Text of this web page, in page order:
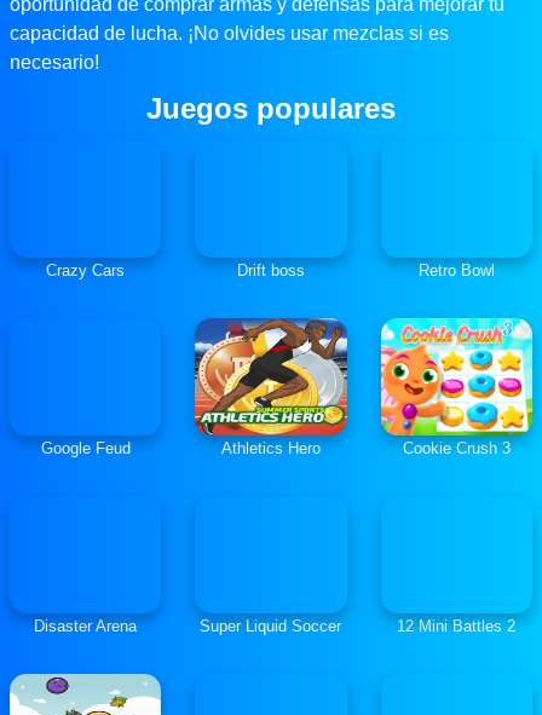
oportunidad de comprar armas y defensas para mejorar tu
capacidad de lucha. ¡No olvides usar mezclas si es
necesario!
Juegos populares
Crazy Cars Drift boss Retro Bowl
Google Feud Athletics Hero Cookie Crush 3
Disaster Arena Super Liquid Soccer 12 Mini Battles 2